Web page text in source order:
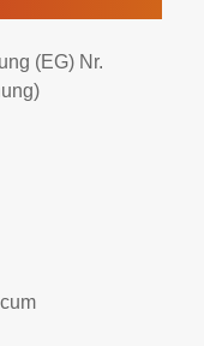
(EG) Nr.